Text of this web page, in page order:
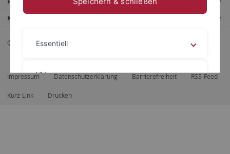
Kontaktinfo
© 2026 Eberhard Karls Universität Tübingen, Tübingen
Impressum Datenschutzerklärung Barrierefreiheit RSS-Feed
Kurz-Link Drucken
Essentiell
Videos